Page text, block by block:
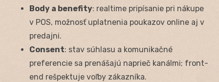
Body a benefity: realtime pripísanie pri nákupe
v POS, možnosť uplatnenia poukazov online aj v
predajni.
Consent: stav súhlasu a komunikačné
preferencie sa prenášajú naprieč kanálmi; front-
end rešpektuje voľby zákazníka.